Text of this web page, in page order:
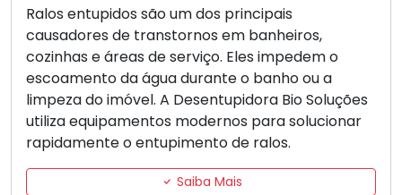
Ralos entupidos são um dos principais
causadores de transtornos em banheiros,
cozinhas e áreas de serviço. Eles impedem o
escoamento da água durante o banho ou a
limpeza do imóvel. A Desentupidora Bio Soluções
utiliza equipamentos modernos para solucionar
rapidamente o entupimento de ralos.
Saiba Mais